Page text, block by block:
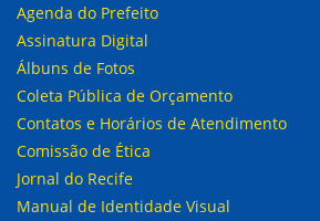
Agenda do Prefeito
Assinatura Digital
Álbuns de Fotos
Coleta Pública de Orçamento
Contatos e Horários de Atendimento
Comissão de Ética
Jornal do Recife
Manual de Identidade Visual